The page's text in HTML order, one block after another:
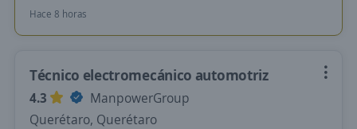
Hace 8 horas
Técnico electromecánico automotriz
4.3
ManpowerGroup
Querétaro, Querétaro